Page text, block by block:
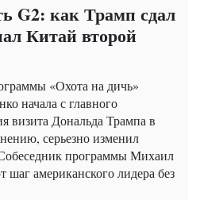
G2: как Трамп сдал
Китай второй
«Охота на дичь»
начала с главного
визита Дональда Трампа в
серьезно изменил
программы Михаил
американского лидера без